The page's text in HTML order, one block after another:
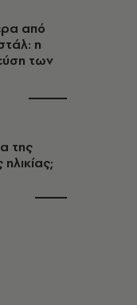
από
η
των
της
ηλικίας;